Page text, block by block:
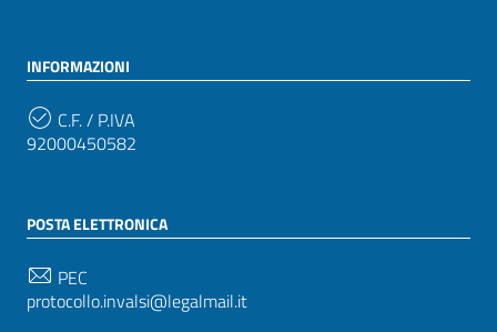
INFORMAZIONI
C.F. / P.IVA
92000450582
POSTA ELETTRONICA
PEC
protocollo.invalsi@legalmail.it